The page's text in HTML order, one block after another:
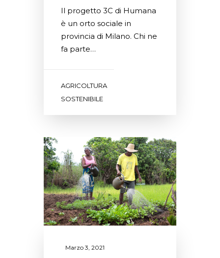
Il progetto 3C di Humana
è un orto sociale in
provincia di Milano. Chi ne
fa parte…
AGRICOLTURA
SOSTENIBILE
Marzo 3, 2021